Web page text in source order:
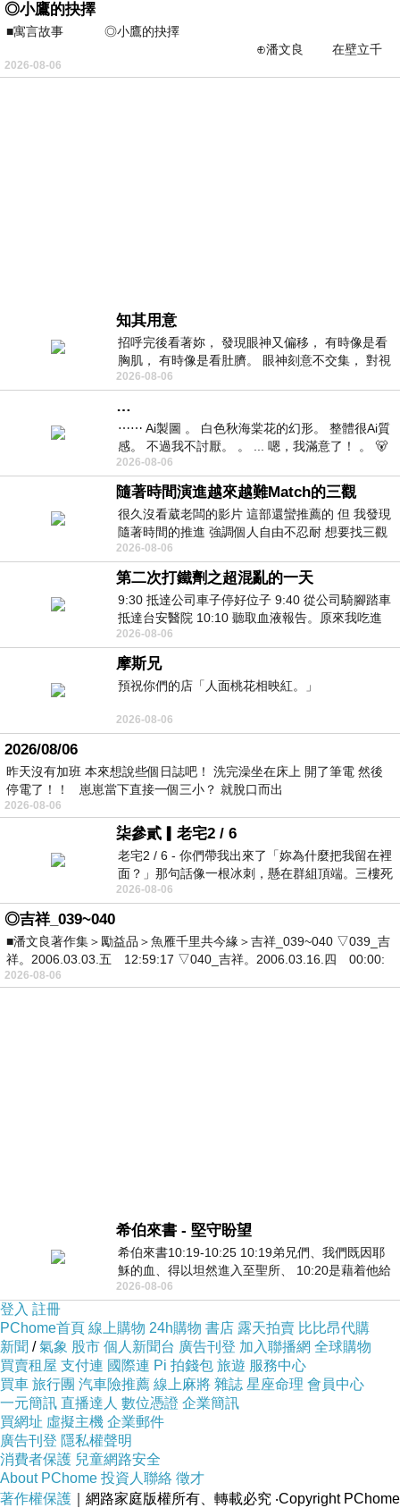
◎小鷹的抉擇
■寓言故事 ◎小鷹的抉擇
⊕潘文良 在壁立千
仞的懸崖上，有一座遮天蔽
2026-08-06
知其用意
招呼完後看著妳， 發現眼神又偏移， 有時像是看
胸肌， 有時像是看肚臍。 眼神刻意不交集， 對視
視線不對齊， 讓我很難不
2026-08-06
…
⋯⋯ Ai製圖 。 白色秋海棠花的幻形。 整體很Ai質
感。 不過我不討厭。 。 ... 嗯，我滿意了！ 。 🐻
昨中
2026-08-06
隨著時間演進越來越難Match的三觀
很久沒看葳老闆的影片 這部還蠻推薦的 但 我發現
隨著時間的推進 強調個人自由不忍耐 想要找三觀
接近的不要說對象 連朋友都超
2026-08-06
第二次打鐵劑之超混亂的一天
9:30 抵達公司車子停好位子 9:40 從公司騎腳踏車
抵達台安醫院 10:10 聽取血液報告。原來我吃進
去的 B12 彌可保並非沒有吸收而是超
2026-08-06
摩斯兄
預祝你們的店「人面桃花相映紅。」
2026-08-06
2026/08/06
昨天沒有加班 本來想說些個日誌吧！ 洗完澡坐在床上 開了筆電 然後
停電了！！ 崽崽當下直接一個三小？ 就脫口而出
2026-08-06
柒參貳▎老宅2 / 6
老宅2 / 6 - 你們帶我出來了「妳為什麼把我留在裡
面？」那句話像一根冰刺，懸在群組頂端。三樓死
死盯著照片裡的人。那個人確實站在
2026-08-06
◎吉祥_039~040
■潘文良著作集＞勵益品＞魚雁千里共今緣＞吉祥_039~040 ▽039_吉
祥。2006.03.03.五 12:59:17 ▽040_吉祥。2006.03.16.四 00:00:
2026-08-06
希伯來書 - 堅守盼望
希伯來書10:19-10:25 10:19弟兄們、我們既因耶
穌的血、得以坦然進入至聖所、 10:20是藉着他給
我們開了一條又新又活的路從幔子經過
2026-08-06
登入 註冊
PChome首頁 線上購物 24h購物 書店 露天拍賣 比比昂代購
新聞 / 氣象 股市 個人新聞台 廣告刊登 加入聯播網 全球購物
買賣租屋 支付連 國際連 Pi 拍錢包 旅遊 服務中心
買車 旅行團 汽車險推薦 線上麻將 雜誌 星座命理 會員中心
一元簡訊 直播達人 數位憑證 企業簡訊
買網址 虛擬主機 企業郵件
廣告刊登 隱私權聲明
消費者保護 兒童網路安全
About PChome 投資人聯絡 徵才
著作權保護 ｜網路家庭版權所有、轉載必究 ‧Copyright PChome